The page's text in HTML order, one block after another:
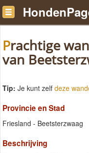
Prachtige wandeling in de bossen
van
Tip: Je kunt zelf deze
Provincie en Stad
Friesland - Beetsterzwaag
Beschrijving